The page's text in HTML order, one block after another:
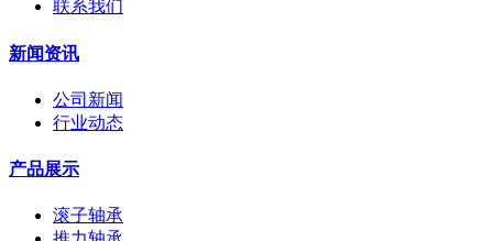
联系我们
新闻资讯
公司新闻
行业动态
产品展示
滚子轴承